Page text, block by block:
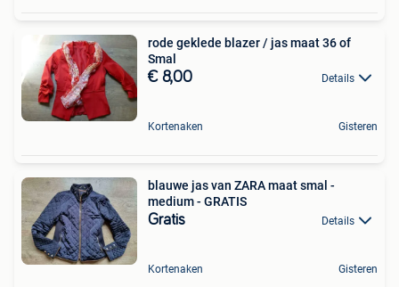
rode geklede blazer / jas maat 36 of
Smal
€ 8,00 Details
Kortenaken Gisteren
blauwe jas van ZARA maat smal -
medium - GRATIS
Gratis Details
Kortenaken Gisteren